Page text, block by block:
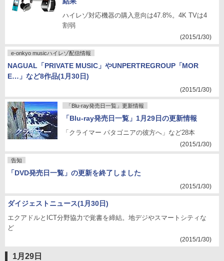
ハイレゾ対応機器の購入意向は47.8%。4K TVは4
割弱
(2015/1/30)
e-onkyo musicハイレゾ配信情報
NAGUAL「PRIVATE MUSIC」やUNPERTREGROUP「MOR
E…」など8作品(1月30日)
(2015/1/30)
「Blu-ray発売日一覧」更新情報
「Blu-ray発売日一覧」1月29日の更新情報
「クライマー パタゴニアの彼方へ」など28本
(2015/1/30)
告知
「DVD発売日一覧」の更新を終了しました
(2015/1/30)
ダイジェストニュース(1月30日)
エクアドルとICT分野協力で覚書を締結。地デジやスマートシティな
ど
(2015/1/30)
1月29日